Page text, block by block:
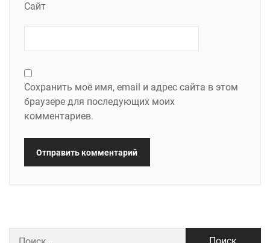
Сайт
Сохранить моё имя, email и адрес сайта в этом
браузере для последующих моих
комментариев.